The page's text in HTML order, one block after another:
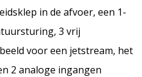
in de afvoer, een 1-
3 vrij
voor een jetstream, het
2 analoge ingangen